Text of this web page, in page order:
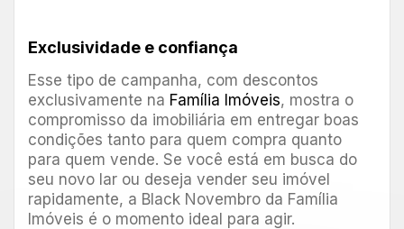
Exclusividade e confiança
Esse tipo de campanha, com descontos
exclusivamente na Família Imóveis, mostra o
compromisso da imobiliária em entregar boas
condições tanto para quem compra quanto
para quem vende. Se você está em busca do
seu novo lar ou deseja vender seu imóvel
rapidamente, a Black Novembro da Família
Imóveis é o momento ideal para agir.